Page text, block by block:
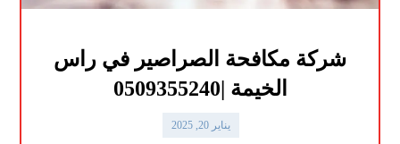
شركة مكافحة الصراصير في راس
الخيمة |0509355240
يناير 20, 2025